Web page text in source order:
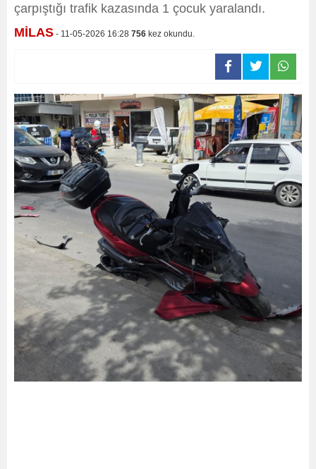
çarpıştığı trafik kazasında 1 çocuk yaralandı.
MİLAS - 11-05-2026 16:28 756 kez okundu.